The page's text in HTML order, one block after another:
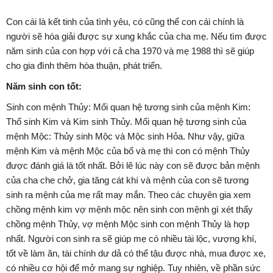
Con cái là kết tinh của tình yêu, có cũng thể con cái chính là
người sẽ hóa giải được sự xung khắc của cha mẹ. Nếu tìm được
năm sinh của con hợp với cả cha 1970 và mẹ 1988 thì sẽ giúp
cho gia đình thêm hòa thuận, phát triển.
Năm sinh con tốt:
Sinh con mệnh Thủy: Mối quan hệ tương sinh của mệnh Kim:
Thổ sinh Kim và Kim sinh Thủy. Mối quan hệ tương sinh của
mệnh Mộc: Thủy sinh Mộc và Mộc sinh Hỏa. Như vậy, giữa
mệnh Kim và mệnh Mộc của bố và mẹ thì con có mệnh Thủy
được đánh giá là tốt nhất. Bởi lẽ lúc này con sẽ được bản mệnh
của cha che chở, gia tăng cát khí và mệnh của con sẽ tương
sinh ra mệnh của mẹ rất may mắn. Theo các chuyên gia xem
chồng mệnh kim vợ mệnh mộc nên sinh con mệnh gì xét thấy
chồng mệnh Thủy, vợ mệnh Mộc sinh con mệnh Thủy là hợp
nhất. Người con sinh ra sẽ giúp mẹ có nhiều tài lộc, vượng khí,
tốt về làm ăn, tài chính dư dả có thể tậu được nhà, mua được xe,
có nhiều cơ hội để mở mang sự nghiệp. Tuy nhiên, về phần sức